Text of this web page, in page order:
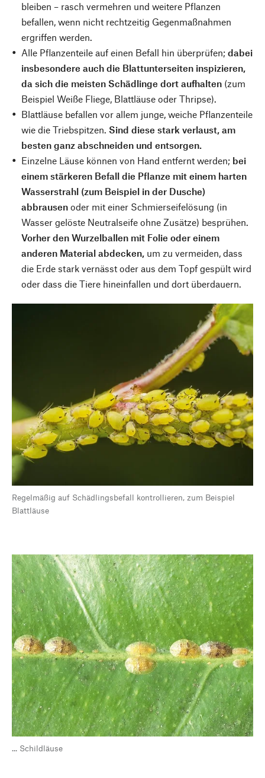
bleiben – rasch vermehren und weitere Pflanzen
befallen, wenn nicht rechtzeitig Gegenmaßnahmen
ergriffen werden.
Alle Pflanzenteile auf einen Befall hin überprüfen; dabei
insbesondere auch die Blattunterseiten inspizieren,
da sich die meisten Schädlinge dort aufhalten (zum
Beispiel Weiße Fliege, Blattläuse oder Thripse).
Blattläuse befallen vor allem junge, weiche Pflanzenteile
wie die Triebspitzen. Sind diese stark verlaust, am
besten ganz abschneiden und entsorgen.
Einzelne Läuse können von Hand entfernt werden; bei
einem stärkeren Befall die Pflanze mit einem harten
Wasserstrahl (zum Beispiel in der Dusche)
abbrausen oder mit einer Schmierseifelösung (in
Wasser gelöste Neutralseife ohne Zusätze) besprühen.
Vorher den Wurzelballen mit Folie oder einem
anderen Material abdecken, um zu vermeiden, dass
die Erde stark vernässt oder aus dem Topf gespült wird
oder dass die Tiere hineinfallen und dort überdauern.
Regelmäßig auf Schädlingsbefall kontrollieren, zum Beispiel
Blattläuse
... Schildläuse